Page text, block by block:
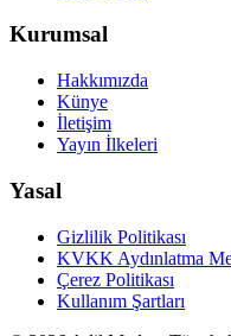
Kurumsal
Hakkımızda
Künye
İletişim
Yayın İlkeleri
Yasal
Gizlilik Politikası
KVKK Aydınlatma
Çerez Politikası
Kullanım Şartları